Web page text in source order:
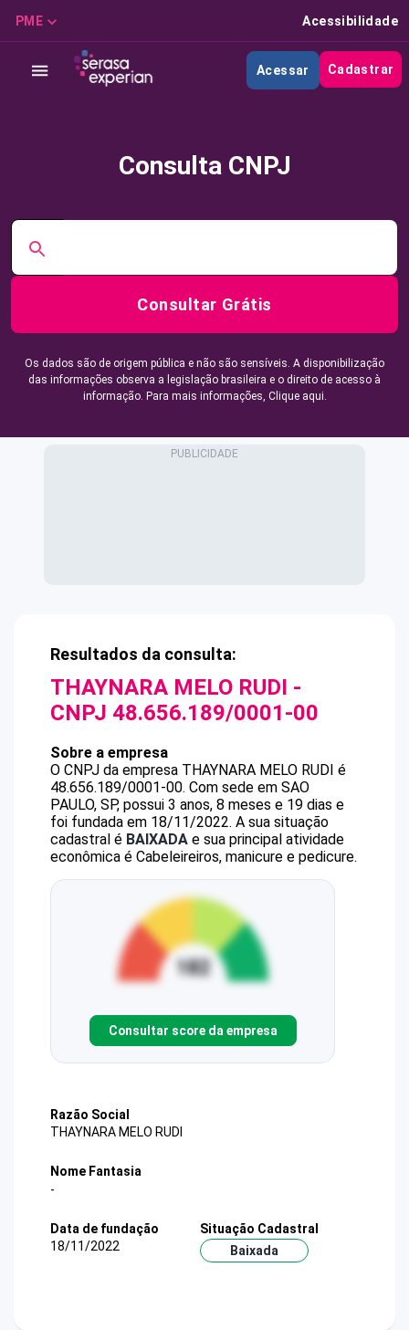
PME Acessibilidade
Acessar Cadastrar
Consulta CNPJ
Consultar Grátis
Os dados são de origem pública e não são sensíveis. A disponibilização
das informações observa a legislação brasileira e o direito de acesso à
informação. Para mais informações, Clique aqui.
Resultados da consulta:
THAYNARA MELO RUDI -
CNPJ 48.656.189/0001-00
Sobre a empresa
O CNPJ da empresa THAYNARA MELO RUDI é
48.656.189/0001-00. Com sede em SAO
PAULO, SP, possui 3 anos, 8 meses e 19 dias e
foi fundada em 18/11/2022. A sua situação
cadastral é BAIXADA e sua principal atividade
econômica é Cabeleireiros, manicure e pedicure.
Consultar score da empresa
Razão Social
THAYNARA MELO RUDI
Nome Fantasia
-
Data de fundação
18/11/2022
Situação Cadastral
Baixada